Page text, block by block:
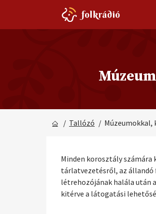
/ Tallózó / Múzeumokkal,
Minden korosztály
tárlatvezetésről, az állandó
létrehozójának halála után
kitérve a látogatási